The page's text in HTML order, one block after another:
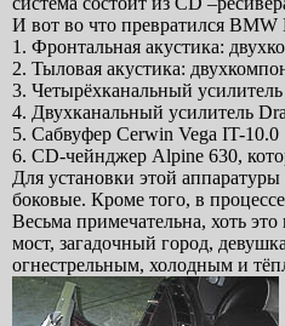
И вот во что превратился BMW
1. Фронтальная акустика:
2. Тыловая акустика:
3. Четырёхканальный
4. Двухканальный усилитель
5. Сабвуфер Cerwin Vega IT-10.0
6. CD-чейнджер Alpine 630,
Для установки этой
боковые. Кроме того, в
Весьма примечательна, хоть
мост, загадочный город,
огнестрельным, холодным и